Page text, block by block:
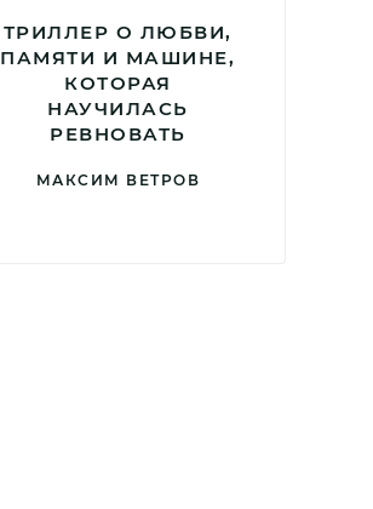
ТРИЛЛЕР О ЛЮБВИ,
ПАМЯТИ И МАШИНЕ,
КОТОРАЯ
НАУЧИЛАСЬ
РЕВНОВАТЬ
МАКСИМ ВЕТРОВ